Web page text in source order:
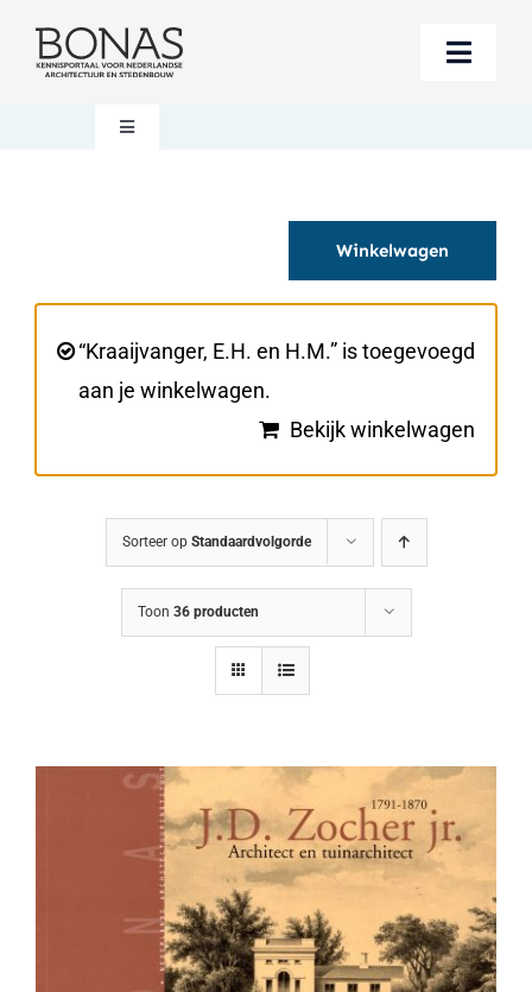
naar
Toggle
Berichten
Steun BONAS
Toggle
Winkelwagen
Winkelwagen
“Kraaijvanger, E.H. en H.M.” is toegevoegd
aan je winkelwagen.
Bekijk winkelwagen
Sorteer op Standaardvolgorde
Toon 36 producten